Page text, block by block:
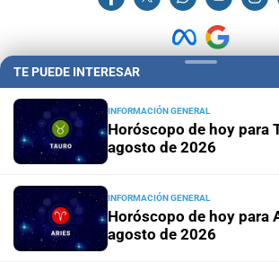
Hemeroteca Digital (1930-1979)-
Administración y Publicidad-Elementos
Opcionales con El Litoral
El Litoral es miembro de:
TE PUEDE INTERESAR
INFORMACIÓN GENERAL
Horóscopo de hoy para
agosto de 2026
INFORMACIÓN GENERAL
Horóscopo de hoy para
agosto de 2026